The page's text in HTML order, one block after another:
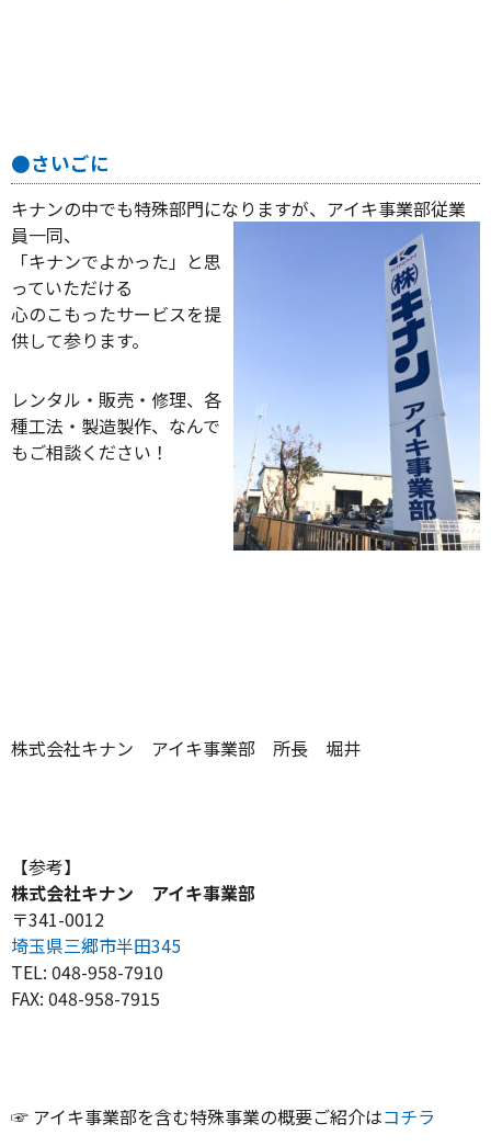
●さいごに
キナンの中でも特殊部門になりますが、アイキ事業部従業
員一同、
「キナンでよかった」と思
っていただける
心のこもったサービスを提
供して参ります。
レンタル・販売・修理、各
種工法・製造製作、なんで
もご相談ください！
株式会社キナン アイキ事業部 所長 堀井
【参考】
株式会社キナン アイキ事業部
〒341-0012
埼玉県三郷市半田345
TEL: 048-958-7910
FAX: 048-958-7915
☞ アイキ事業部を含む特殊事業の概要ご紹介はコチラ